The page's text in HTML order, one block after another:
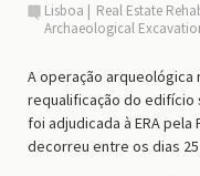
Lisboa Real Estate
Archaeological
A operação
requalificação do edifício
foi adjudicada à ERA pela
decorreu entre os dias